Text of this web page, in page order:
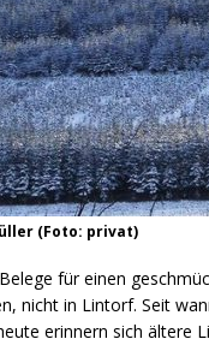
(Foto: privat)
für einen
nicht in Lintorf. Seit
erinnern sich ältere